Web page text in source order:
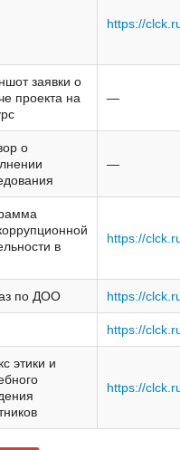
https://
заявки о
проекта на
—
о
—
в
https://
по ДОО https://
https://
этики и
https://